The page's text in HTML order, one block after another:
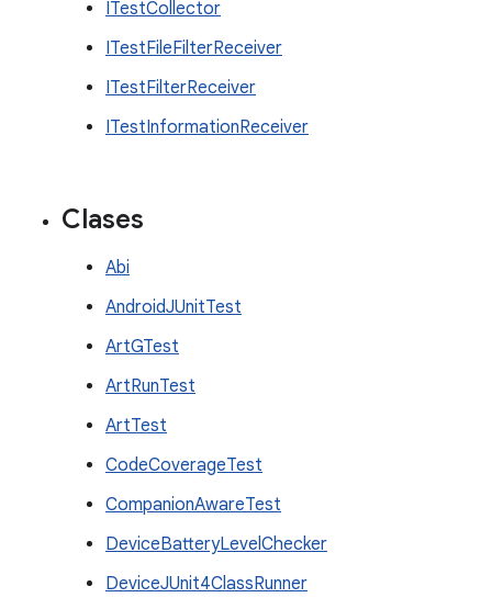
ITestCollector
ITestFileFilterReceiver
ITestFilterReceiver
ITestInformationReceiver
Clases
Abi
AndroidJUnitTest
ArtGTest
ArtRunTest
ArtTest
CodeCoverageTest
CompanionAwareTest
DeviceBatteryLevelChecker
DeviceJUnit4ClassRunner